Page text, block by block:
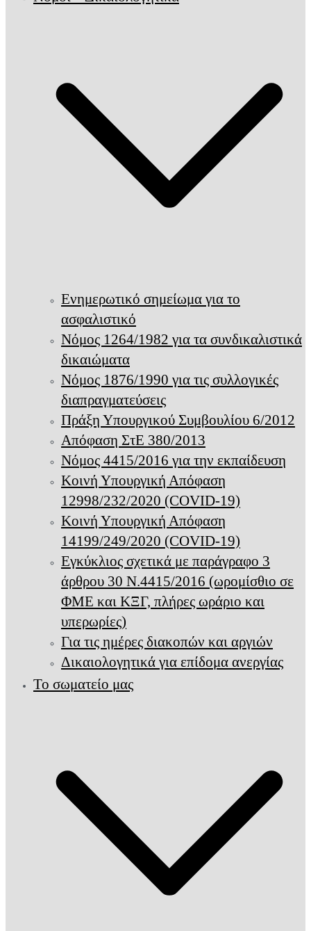
Ενημερωτικό σημείωμα για το
ασφαλιστικό
Νόμος 1264/1982 για τα συνδικαλιστικά
δικαιώματα
Νόμος 1876/1990 για τις συλλογικές
διαπραγματεύσεις
Πράξη Υπουργικού Συμβουλίου 6/2012
Απόφαση ΣτΕ 380/2013
Νόμος 4415/2016 για την εκπαίδευση
Κοινή Υπουργική Απόφαση
12998/232/2020 (COVID-19)
Κοινή Υπουργική Απόφαση
14199/249/2020 (COVID-19)
Εγκύκλιος σχετικά με παράγραφο 3
άρθρου 30 Ν.4415/2016 (ωρομίσθιο σε
ΦΜΕ και ΚΞΓ, πλήρες ωράριο και
υπερωρίες)
Για τις ημέρες διακοπών και αργιών
Δικαιολογητικά για επίδομα ανεργίας
Το σωματείο μας